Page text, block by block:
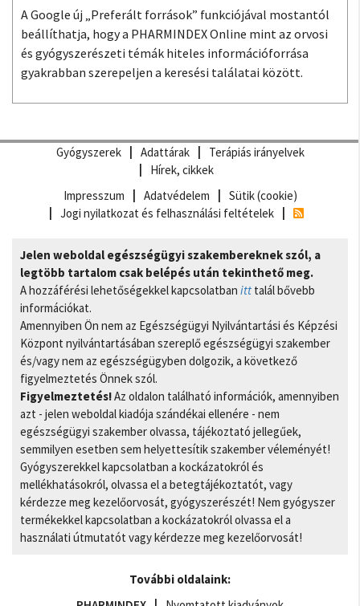
A Google új „Preferált források” funkciójával mostantól
beállíthatja, hogy a PHARMINDEX Online mint az orvosi
és gyógyszerészeti témák hiteles információforrása
gyakrabban szerepeljen a keresési találatai között.
Gyógyszerek Adattárak
Terápiás irányelvek
Hírek, cikkek
Impresszum
Adatvédelem
Sütik (cookie)
Jogi nyilatkozat és felhasználási feltételek
Jelen weboldal egészségügyi szakembereknek szól, a
legtöbb tartalom csak belépés után tekinthető meg.
A hozzáférési lehetőségekkel kapcsolatban itt talál bővebb
információkat.
Amennyiben Ön nem az Egészségügyi Nyilvántartási és Képzési
Központ nyilvántartásában szereplő egészségügyi szakember
és/vagy nem az egészségügyben dolgozik, a következő
figyelmeztetés Önnek szól.
Figyelmeztetés!Az oldalon található információk, amennyiben
azt - jelen weboldal kiadója szándékai ellenére - nem
egészségügyi szakember olvassa, tájékoztató jellegűek,
semmilyen esetben sem helyettesítik szakember véleményét!
Gyógyszerekkel kapcsolatban a kockázatokról és
mellékhatásokról, olvassa el a betegtájékoztatót, vagy
kérdezze meg kezelőorvosát, gyógyszerészét! Nem gyógyszer
termékekkel kapcsolatban a kockázatokról olvassa el a
használati útmutatót vagy kérdezze meg kezelőorvosát!
További oldalaink: